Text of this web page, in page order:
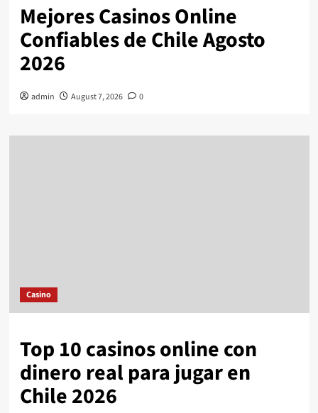
Mejores Casinos Online
Confiables de Chile Agosto
2026
admin August 7, 2026 0
Casino
Top 10 casinos online con
dinero real para jugar en
Chile 2026